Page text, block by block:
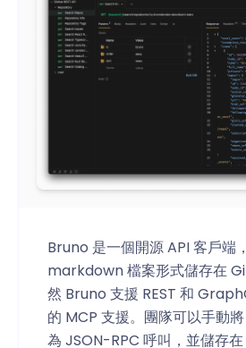
Bruno 是一個開源 API 客戶端
markdown 檔案形式儲存在
然 Bruno 支援 REST 和
的 MCP 支援。團隊可以手動
為 JSON-RPC 呼叫，並儲存